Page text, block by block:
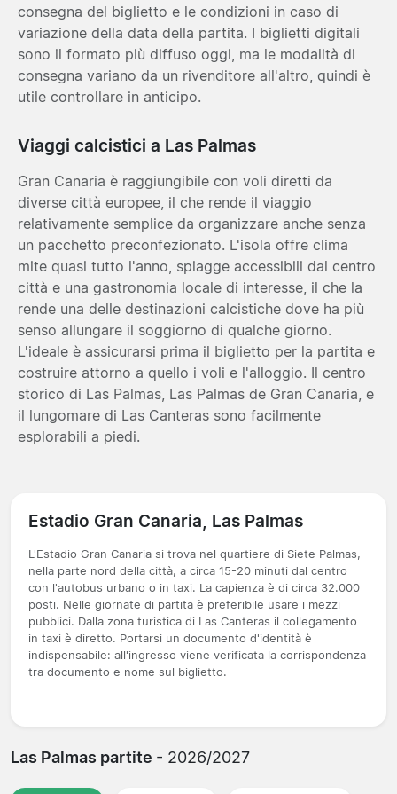
consegna del biglietto e le condizioni in caso di
variazione della data della partita. I biglietti digitali
sono il formato più diffuso oggi, ma le modalità di
consegna variano da un rivenditore all'altro, quindi è
utile controllare in anticipo.
Viaggi calcistici a Las Palmas
Gran Canaria è raggiungibile con voli diretti da
diverse città europee, il che rende il viaggio
relativamente semplice da organizzare anche senza
un pacchetto preconfezionato. L'isola offre clima
mite quasi tutto l'anno, spiagge accessibili dal centro
città e una gastronomia locale di interesse, il che la
rende una delle destinazioni calcistiche dove ha più
senso allungare il soggiorno di qualche giorno.
L'ideale è assicurarsi prima il biglietto per la partita e
costruire attorno a quello i voli e l'alloggio. Il centro
storico di Las Palmas, Las Palmas de Gran Canaria, e
il lungomare di Las Canteras sono facilmente
esplorabili a piedi.
Estadio Gran Canaria, Las Palmas
L'Estadio Gran Canaria si trova nel quartiere di Siete Palmas,
nella parte nord della città, a circa 15-20 minuti dal centro
con l'autobus urbano o in taxi. La capienza è di circa 32.000
posti. Nelle giornate di partita è preferibile usare i mezzi
pubblici. Dalla zona turistica di Las Canteras il collegamento
in taxi è diretto. Portarsi un documento d'identità è
indispensabile: all'ingresso viene verificata la corrispondenza
tra documento e nome sul biglietto.
Las Palmas partite - 2026/2027